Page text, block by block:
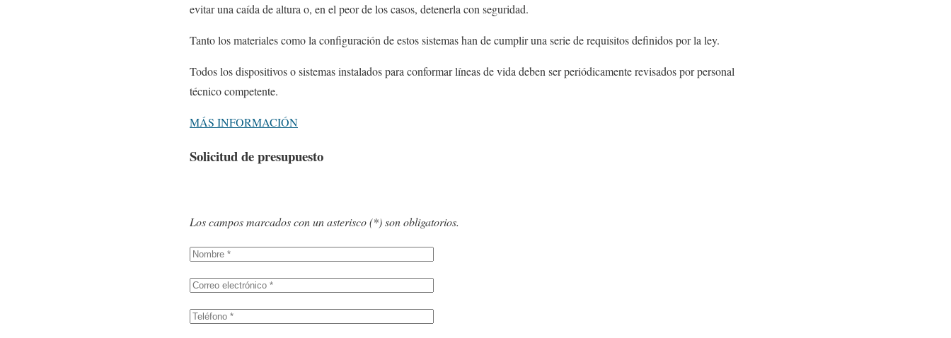
evitar una caída de altura o, en el peor de los casos, detenerla con seguridad.
Tanto los materiales como la configuración de estos sistemas han de cumplir una serie de requisitos definidos por la ley.
Todos los dispositivos o sistemas instalados para conformar líneas de vida deben ser periódicamente revisados por personal
técnico competente.
MÁS INFORMACIÓN
Solicitud de presupuesto
Los campos marcados con un asterisco (*) son obligatorios.